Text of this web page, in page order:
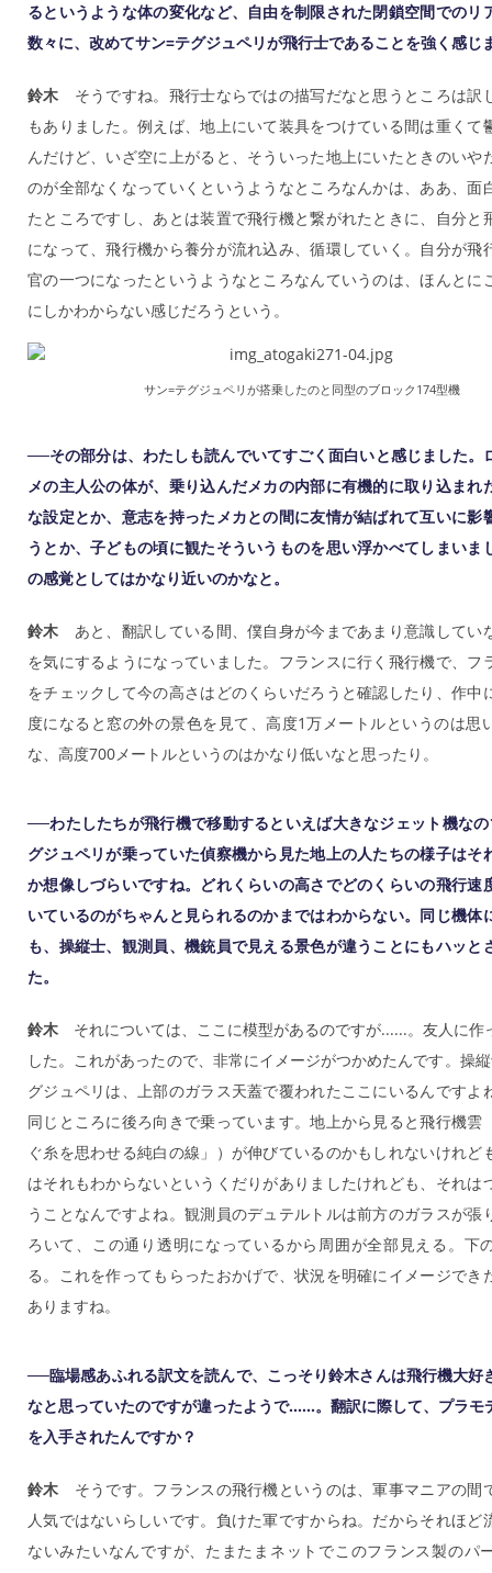
るというような体の変化など、自由を制限された閉鎖空間でのリ
数々に、改めてサン=テグジュペリが飛行士であることを強く感じ
鈴木 そうですね。飛行士ならではの描写だなと思うところは訳
もありました。例えば、地上にいて装具をつけている間は重くて
んだけど、いざ空に上がると、そういった地上にいたときのいや
のが全部なくなっていくというようなところなんかは、ああ、面
たところですし、あとは装置で飛行機と繋がれたときに、自分と
になって、飛行機から養分が流れ込み、循環していく。自分が飛
官の一つになったというようなところなんていうのは、ほんとに
にしかわからない感じだろうという。
サン=テグジュペリが搭乗したのと同型のブロック174型機
──その部分は、わたしも読んでいてすごく面白いと感じました。
メの主人公の体が、乗り込んだメカの内部に有機的に取り込まれ
な設定とか、意志を持ったメカとの間に友情が結ばれて互いに影
うとか、子どもの頃に観たそういうものを思い浮かべてしまいま
の感覚としてはかなり近いのかなと。
鈴木 あと、翻訳している間、僕自身が今まであまり意識してい
を気にするようになっていました。フランスに行く飛行機で、フ
をチェックして今の高さはどのくらいだろうと確認したり、作中
度になると窓の外の景色を見て、高度1万メートルというのは思
な、高度700メートルというのはかなり低いなと思ったり。
──わたしたちが飛行機で移動するといえば大きなジェット機な
グジュペリが乗っていた偵察機から見た地上の人たちの様子はそ
か想像しづらいですね。どれくらいの高さでどのくらいの飛行速
いているのがちゃんと見られるのかまではわからない。同じ機体
も、操縦士、観測員、機銃員で見える景色が違うことにもハッと
た。
鈴木 それについては、ここに模型があるのですが......。友人に作
した。これがあったので、非常にイメージがつかめたんです。操
グジュペリは、上部のガラス天蓋で覆われたここにいるんですよ
同じところに後ろ向きで乗っています。地上から見ると飛行機雲
ぐ糸を思わせる純白の線」）が伸びているのかもしれないけれど
はそれもわからないというくだりがありましたけれども、それは
うことなんですよね。観測員のデュテルトルは前方のガラスが張
ろいて、この通り透明になっているから周囲が全部見える。下
る。これを作ってもらったおかげで、状況を明確にイメージでき
ありますね。
──臨場感あふれる訳文を読んで、こっそり鈴木さんは飛行機大好
なと思っていたのですが違ったようで......。翻訳に際して、プラモ
を入手されたんですか？
鈴木 そうです。フランスの飛行機というのは、軍事マニアの間
人気ではないらしいです。負けた軍ですからね。だからそれほど
ないみたいなんですが、たまたまネットでこのフランス製のパ